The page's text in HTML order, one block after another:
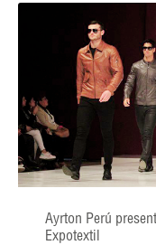
Ayrton Perú
Expotextil